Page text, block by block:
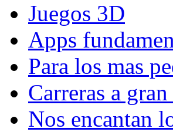
Juegos 3D
Apps
Para los mas
Carreras a
Nos encantan